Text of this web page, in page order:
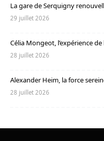
La gare de Serquigny
29 juillet 2026
Célia Mongeot, l’expérience
28 juillet 2026
Alexander Heim, la force
28 juillet 2026